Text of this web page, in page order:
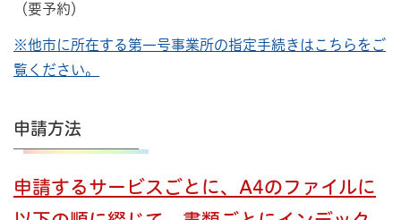
（要予約）
※他市に所在する第一号事業所の指定手続きはこちらをご
覧ください。
申請方法
申請するサービスごとに、A4のファイルに